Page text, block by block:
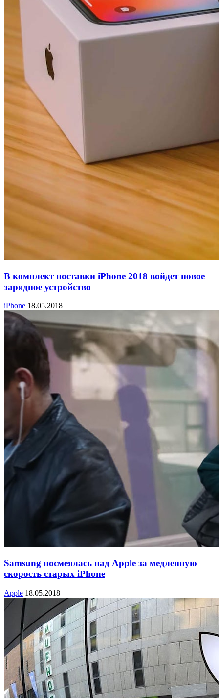
В комплект поставки iPhone 2018 войдет новое
зарядное устройство
iPhone 18.05.2018
Samsung посмеялась над Apple за медленную
скорость старых iPhone
Apple 18.05.2018